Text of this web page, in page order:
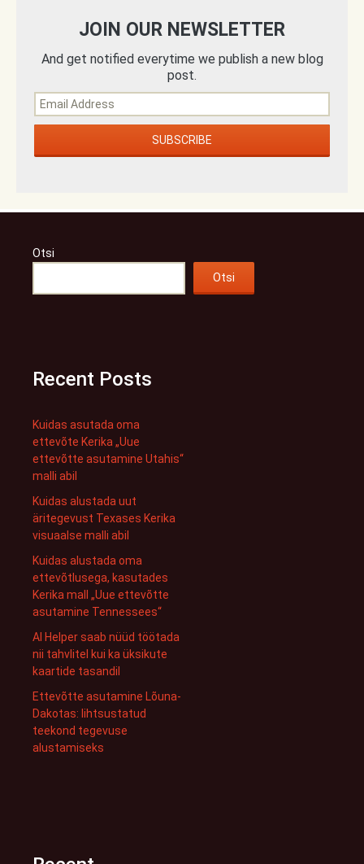
JOIN OUR NEWSLETTER
And get notified everytime we publish a new blog
post.
Otsi
Otsi
Recent Posts
Kuidas asutada oma
ettevõte Kerika „Uue
ettevõtte asutamine Utahis“
malli abil
Kuidas alustada uut
äritegevust Texases Kerika
visuaalse malli abil
Kuidas alustada oma
ettevõtlusega, kasutades
Kerika mall „Uue ettevõtte
asutamine Tennessees“
AI Helper saab nüüd töötada
nii tahvlitel kui ka üksikute
kaartide tasandil
Ettevõtte asutamine Lõuna-
Dakotas: lihtsustatud
teekond tegevuse
alustamiseks